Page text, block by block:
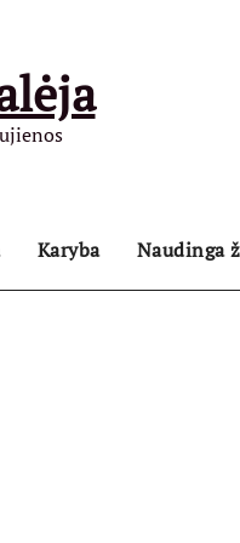
Karyba Naudinga